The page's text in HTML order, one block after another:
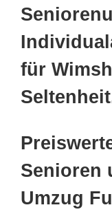
für
Senioren
Umzug